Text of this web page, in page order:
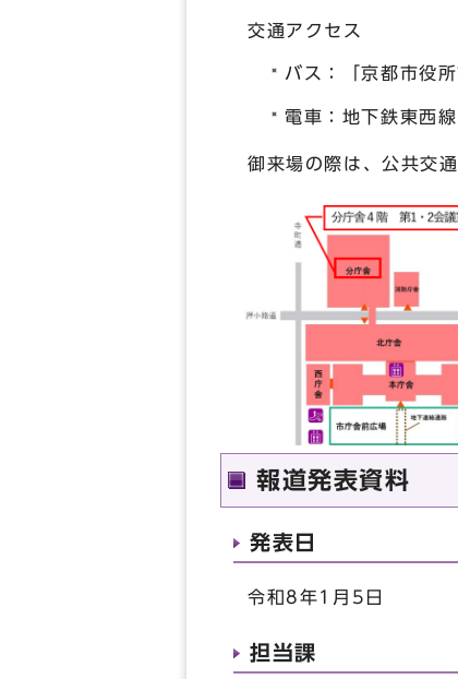
交通アクセス
バス：「京都市役
電車：地下鉄東西
御来場の際は、公共交
報道発表資料
発表日
令和8年1月5日
担当課